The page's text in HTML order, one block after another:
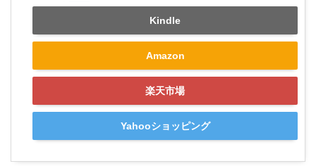
Kindle
Amazon
楽天市場
Yahooショッピング